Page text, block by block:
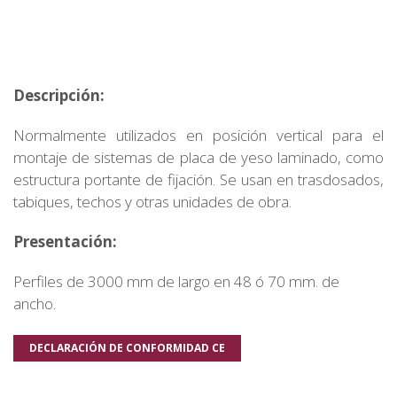
Descripción:
Normalmente utilizados en posición vertical para el
montaje de sistemas de placa de yeso laminado, como
estructura portante de fijación. Se usan en trasdosados,
tabiques, techos y otras unidades de obra.
Presentación:
Perfiles de 3000 mm de largo en 48 ó 70 mm. de
ancho.
DECLARACIÓN DE CONFORMIDAD CE